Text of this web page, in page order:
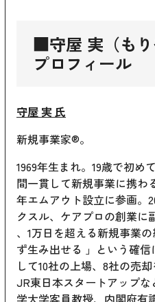
■守屋 実（も
プロフィール
守屋 実 氏
新規事業家®。
1969年生まれ。19歳で初め
間一貫して新規事業に携わ
年エムアウト設立に参画。
クスル、ケアプロの創業に
、1万日を超える新規事業
ず生み出せる 」という確
して10社の上場、8社の売
JR東日本スタートアップ